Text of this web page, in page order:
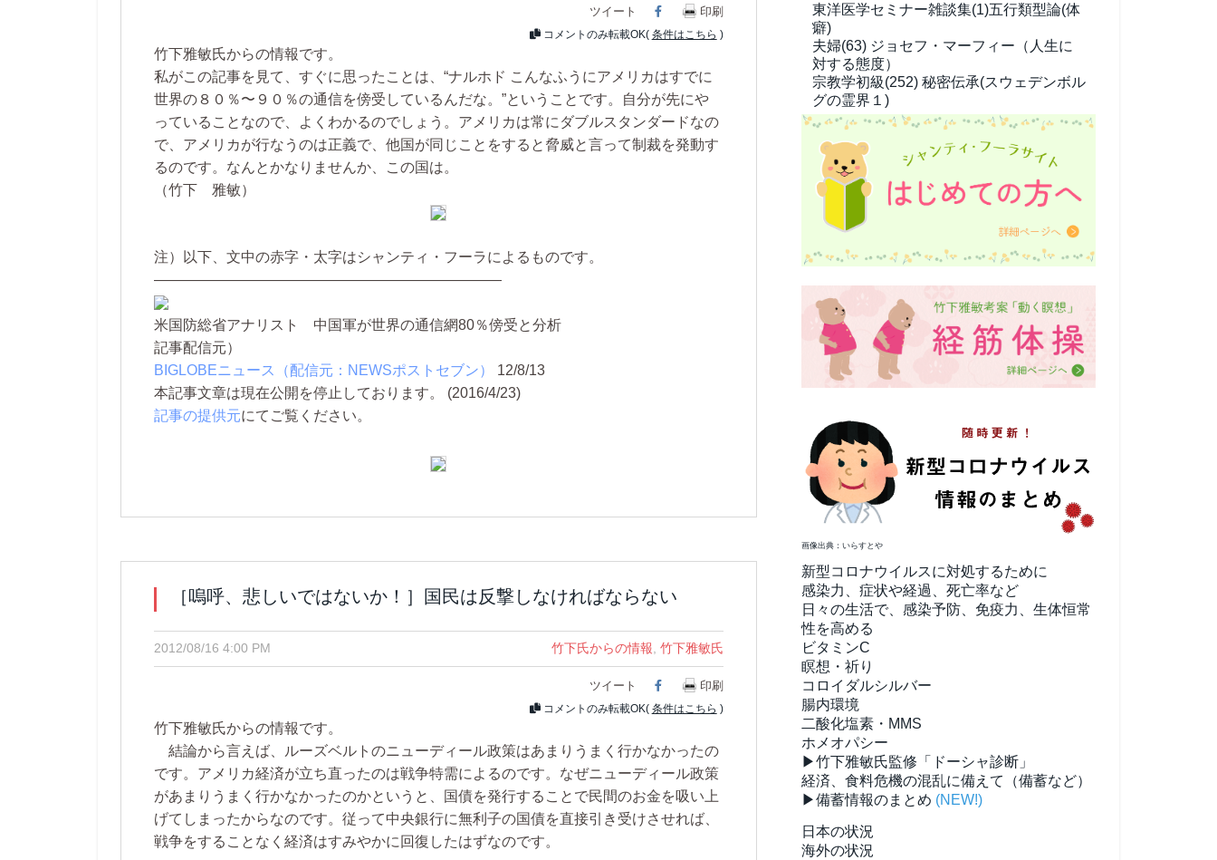
ツイート Facebook
印刷
コメントのみ転載OK( 条件はこちら )
竹下雅敏氏からの情報です。
私がこの記事を見て、すぐに思ったことは、“ナルホド こんなふうにアメリカはすでに
世界の８０％〜９０％の通信を傍受しているんだな。”ということです。自分が先にや
っていることなので、よくわかるのでしょう。アメリカは常にダブルスタンダードなの
で、アメリカが行なうのは正義で、他国が同じことをすると脅威と言って制裁を発動す
るのです。なんとかなりませんか、この国は。
（竹下 雅敏）
注）以下、文中の赤字・太字はシャンティ・フーラによるものです。
————————————————————————
米国防総省アナリスト 中国軍が世界の通信網80％傍受と分析
記事配信元）
BIGLOBEニュース（配信元：NEWSポストセブン）
12/8/13
本記事文章は現在公開を停止しております。 (2016/4/23)
記事の提供元にてご覧ください。
［嗚呼、悲しいではないか！］国民は反撃しなければならない
2012/08/16 4:00 PM 竹下氏からの情報, 竹下雅敏氏
ツイート Facebook
印刷
コメントのみ転載OK( 条件はこちら )
竹下雅敏氏からの情報です。
結論から言えば、ルーズベルトのニューディール政策はあまりうまく行かなかったの
です。アメリカ経済が立ち直ったのは戦争特需によるのです。なぜニューディール政策
があまりうまく行かなかったのかというと、国債を発行することで民間のお金を吸い上
げてしまったからなのです。従って中央銀行に無利子の国債を直接引き受けさせれば、
戦争をすることなく経済はすみやかに回復したはずなのです。
東洋医学セミナー雑談集(1)五行類型論(体
癖)
夫婦(63) ジョセフ・マーフィー（人生に
対する態度）
宗教学初級(252) 秘密伝承(スウェデンボル
グの霊界１)
画像出典：いらすとや
新型コロナウイルスに対処するために
感染力、症状や経過、死亡率など
日々の生活で、感染予防、免疫力、生体恒常
性を高める
ビタミンC
瞑想・祈り
コロイダルシルバー
腸内環境
二酸化塩素・MMS
ホメオパシー
▶竹下雅敏氏監修「ドーシャ診断」
経済、食料危機の混乱に備えて（備蓄など）
▶備蓄情報のまとめ (NEW!)
日本の状況
海外の状況